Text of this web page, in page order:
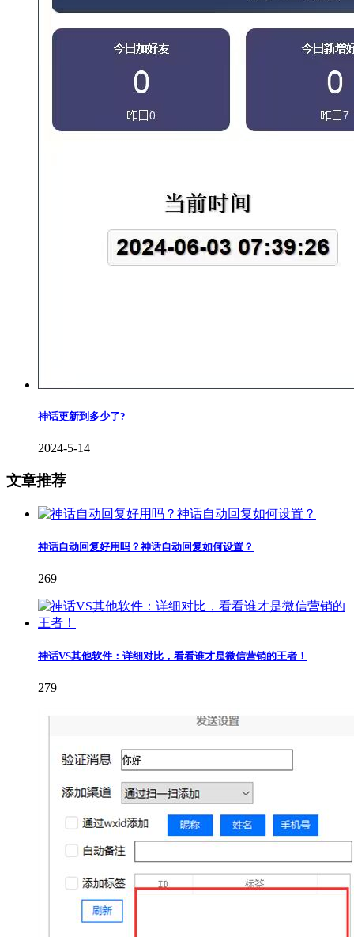
神话更新到多少了?
2024-5-14
文章推荐
神话自动回复好用吗？神话自动回复如何设置？
269
神话VS其他软件：详细对比，看看谁才是微信营销的王者！
279